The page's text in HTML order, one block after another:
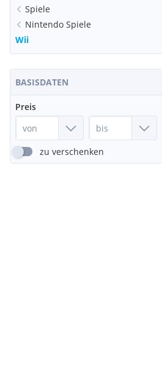
Spiele
Nintendo Spiele
Wii
BASISDATEN
Preis
zu verschenken